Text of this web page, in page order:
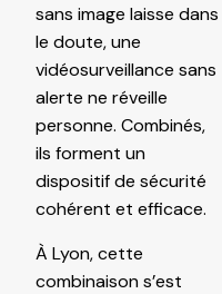
sans image laisse dans
le doute, une
vidéosurveillance sans
alerte ne réveille
personne. Combinés,
ils forment un
dispositif de sécurité
cohérent et efficace.
À Lyon, cette
combinaison s’est